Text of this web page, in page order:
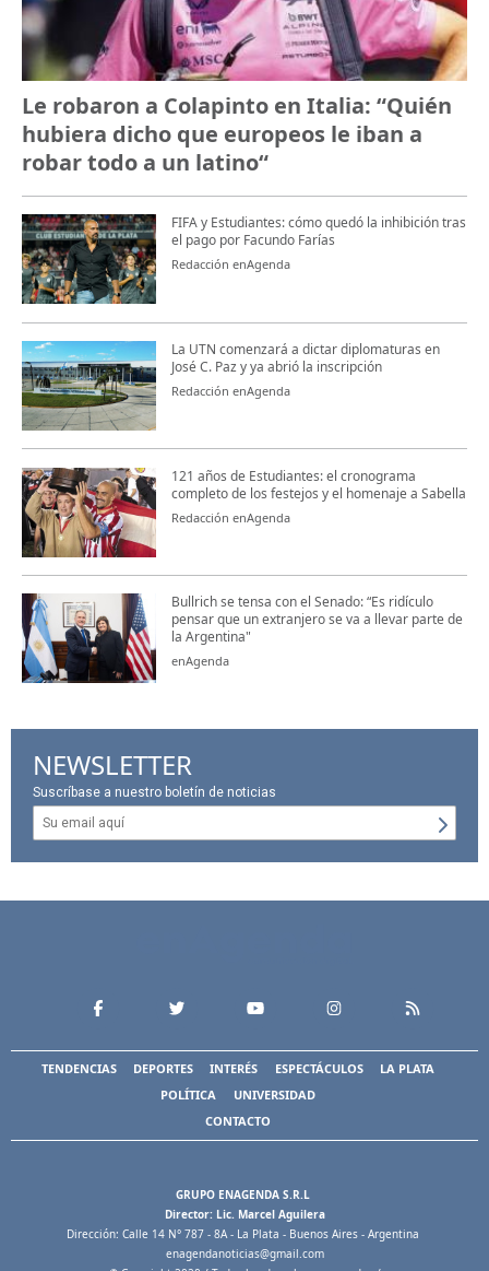
Le robaron a Colapinto en Italia: “Quién
hubiera dicho que europeos le iban a
robar todo a un latino“
FIFA y Estudiantes: cómo quedó la inhibición tras
el pago por Facundo Farías
Redacción enAgenda
La UTN comenzará a dictar diplomaturas en
José C. Paz y ya abrió la inscripción
Redacción enAgenda
121 años de Estudiantes: el cronograma
completo de los festejos y el homenaje a Sabella
Redacción enAgenda
Bullrich se tensa con el Senado: “Es ridículo
pensar que un extranjero se va a llevar parte de
la Argentina"
enAgenda
NEWSLETTER
Suscríbase a nuestro boletín de noticias
TENDENCIAS DEPORTES INTERÉS ESPECTÁCULOS
LA PLATA
POLÍTICA
UNIVERSIDAD
CONTACTO
GRUPO ENAGENDA S.R.L
Director: Lic. Marcel Aguilera
Dirección: Calle 14 N° 787 - 8A - La Plata - Buenos Aires - Argentina
enagendanoticias@gmail.com